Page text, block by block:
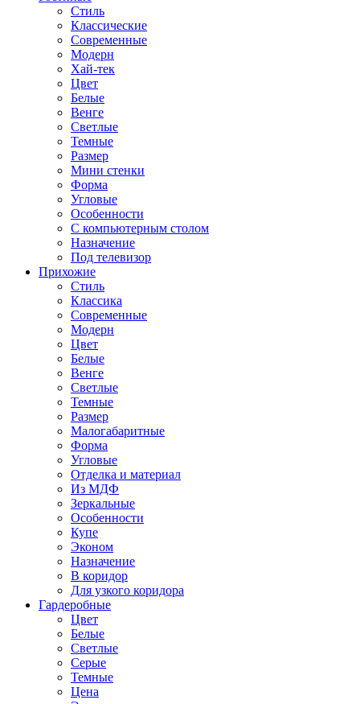
Стиль
Классические
Современные
Модерн
Хай-тек
Цвет
Белые
Венге
Светлые
Темные
Размер
Мини стенки
Форма
Угловые
Особенности
С компьютерным столом
Назначение
Под телевизор
Прихожие
Стиль
Классика
Современные
Модерн
Цвет
Белые
Венге
Светлые
Темные
Размер
Малогабаритные
Форма
Угловые
Отделка и материал
Из МДФ
Зеркальные
Особенности
Купе
Эконом
Назначение
В коридор
Для узкого коридора
Гардеробные
Цвет
Белые
Светлые
Серые
Темные
Цена